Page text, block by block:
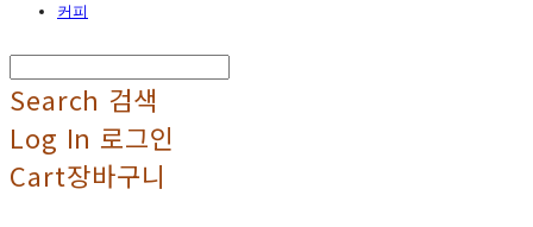
커피
Search 검색
Log In 로그인
Cart장바구니